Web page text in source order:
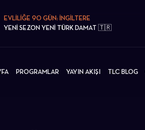
EVLİLİĞE 90 GÜN: İNGİLTERE
YENİ SEZON YENİ TÜRK DAMAT 🇹🇷
PROGRAMLAR YAYIN AKIŞI TLC BLOG